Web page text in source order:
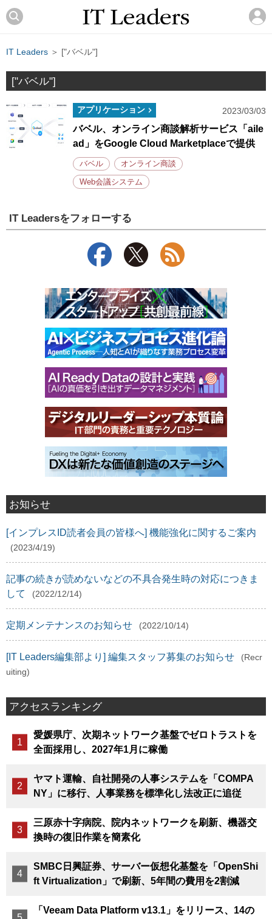
IT Leaders ＞ ["バベル"]
["バベル"]
アプリケーション 2023/03/03
バベル、オンライン商談解析サービス「aile
ad」をGoogle Cloud Marketplaceで提供
バベル オンライン商談
Web会議システム
IT Leadersをフォローする
お知らせ
[インプレスID読者会員の皆様へ] 機能強化に関するご案内
(2023/4/19)
記事の続きが読めないなどの不具合発生時の対応につきま
して
(2022/12/14)
定期メンテナンスのお知らせ (2022/10/14)
[IT Leaders編集部より] 編集スタッフ募集のお知らせ
(Recr
uiting)
アクセスランキング
愛媛県庁、次期ネットワーク基盤でゼロトラストを
全面採用し、2027年1月に稼働
ヤマト運輸、自社開発の人事システムを「COMPA
NY」に移行、人事業務を標準化し法改正に追従
三原赤十字病院、院内ネットワークを刷新、機器交
換時の復旧作業を簡素化
SMBC日興証券、サーバー仮想化基盤を「OpenShi
ft Virtualization」で刷新、5年間の費用を2割減
「Veeam Data Platform v13.1」をリリース、14の